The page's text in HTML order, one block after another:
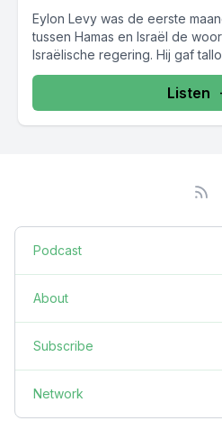
Eylon Levy was de eerste
tussen Hamas en Israël de
Israëlische regering. Hij gaf
Listen
Podcast
About
Subscribe
Network